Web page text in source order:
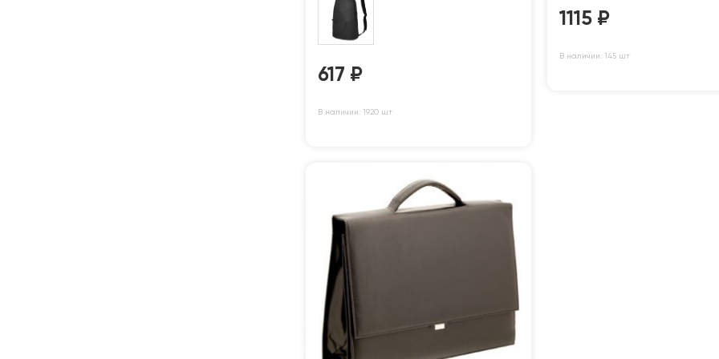
617 ₽
В наличии: 1920 шт
1115 ₽
В наличии: 145 шт